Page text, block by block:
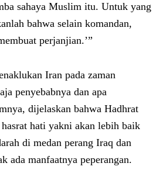
sahaya Muslim itu. Untuk yang
bahwa selain komandan,
perjanjian.’”
Iran pada zaman
penyebabnya dan apa
dijelaskan bahwa Hadhrat
hati yakni akan lebih baik
di medan perang Iraq dan
ada manfaatnya peperangan.